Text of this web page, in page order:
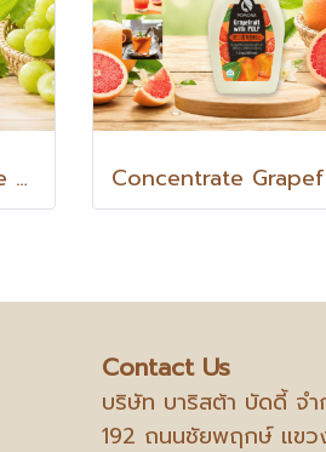
[ใหม่ล่าสุด] Concentrate Green Grape (Shine Muscat Grape) with PULP กรีนเกรป วิท พัลพ์ น้ำองุ่นเขียว (องุ่นไชน์มัสแคท) เข้มข้นผสมเนื้อองุ่นเขียว 1.2 Kg
Contact Us
บริษัท บาริสต้า บัดดี้ จ
192 ถนนชัยพฤกษ์ แข